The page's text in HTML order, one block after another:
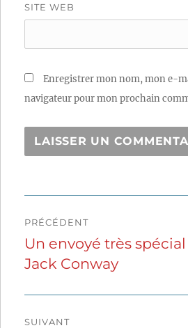
SITE WEB
Enregistrer mon nom, mon e-
navigateur pour mon prochain
de
l’article
PRÉCÉDENT
Publication
précédente :
Un envoyé très spécial
Jack Conway
SUIVANT